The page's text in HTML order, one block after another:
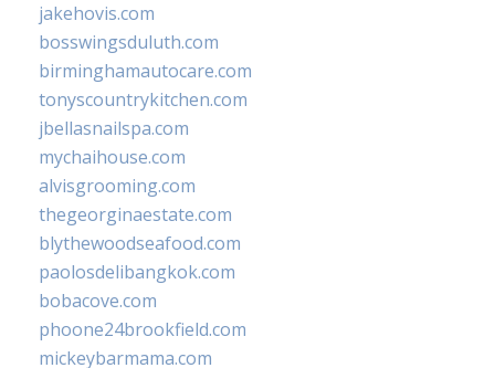
jakehovis.com
bosswingsduluth.com
birminghamautocare.com
tonyscountrykitchen.com
jbellasnailspa.com
mychaihouse.com
alvisgrooming.com
thegeorginaestate.com
blythewoodseafood.com
paolosdelibangkok.com
bobacove.com
phoone24brookfield.com
mickeybarmama.com